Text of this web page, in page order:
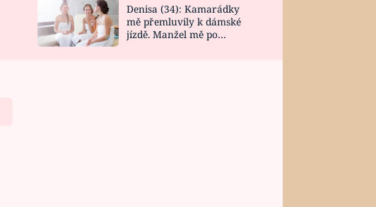
DESIGN
Denisa (34): Kamarádky
mě přemluvily k dámské
jízdě. Manžel mě po